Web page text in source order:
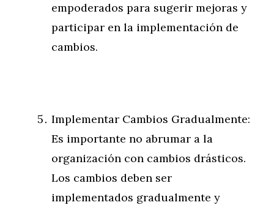
empoderados para sugerir mejoras y
participar en la implementación de
cambios.
Implementar Cambios Gradualmente:
Es importante no abrumar a la
organización con cambios drásticos.
Los cambios deben ser
implementados gradualmente y